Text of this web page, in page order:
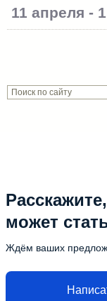
11 апреля -
может
Ждём ваших